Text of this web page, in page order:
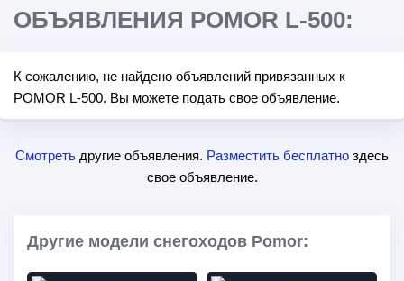
ОБЪЯВЛЕНИЯ POMOR L-500:
К сожалению, не найдено объявлений привязанных к
POMOR L-500. Вы можете подать свое объявление.
Смотреть другие объявления. Разместить бесплатно здесь
свое объявление.
Другие модели снегоходов Pomor: